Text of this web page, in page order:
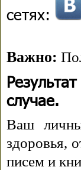
сетях:
Важно:
случае.
Ваш
здоровья,
писем и